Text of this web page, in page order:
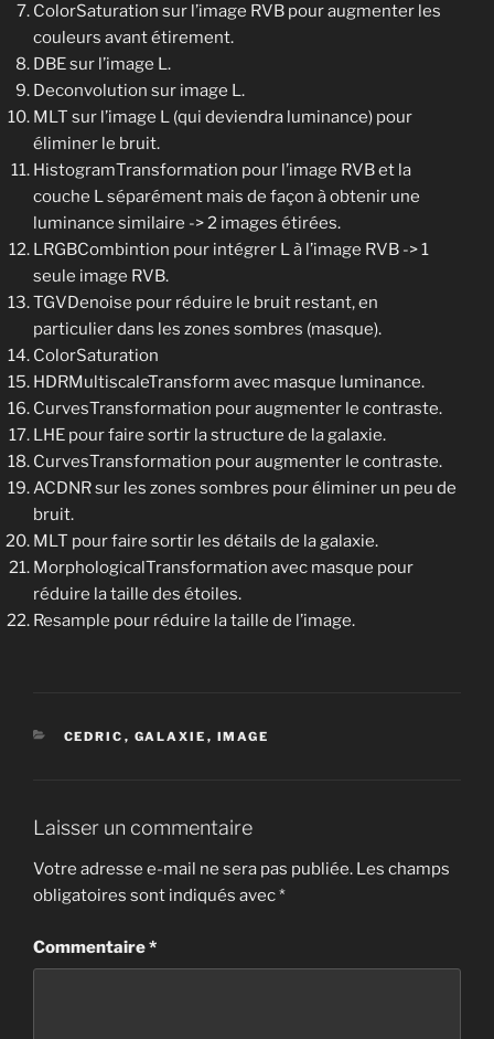
ColorSaturation sur l’image RVB pour augmenter les
couleurs avant étirement.
DBE sur l’image L.
Deconvolution sur image L.
MLT sur l’image L (qui deviendra luminance) pour
éliminer le bruit.
HistogramTransformation pour l’image RVB et la
couche L séparément mais de façon à obtenir une
luminance similaire -> 2 images étirées.
LRGBCombintion pour intégrer L à l’image RVB -> 1
seule image RVB.
TGVDenoise pour réduire le bruit restant, en
particulier dans les zones sombres (masque).
ColorSaturation
HDRMultiscaleTransform avec masque luminance.
CurvesTransformation pour augmenter le contraste.
LHE pour faire sortir la structure de la galaxie.
CurvesTransformation pour augmenter le contraste.
ACDNR sur les zones sombres pour éliminer un peu de
bruit.
MLT pour faire sortir les détails de la galaxie.
MorphologicalTransformation avec masque pour
réduire la taille des étoiles.
Resample pour réduire la taille de l’image.
CATÉGORIES
CEDRIC , GALAXIE , IMAGE
Laisser un commentaire
Votre adresse e-mail ne sera pas publiée. Les champs
obligatoires sont indiqués avec*
Commentaire*